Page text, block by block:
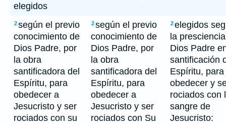
elegidos
2según el previo
conocimiento de
Dios Padre, por
la obra
santificadora del
Espíritu, para
obedecer a
Jesucristo y ser
rociados con su
2según el previo
conocimiento de
Dios Padre, por
la obra
santificadora del
Espíritu, para
obedecer a
Jesucristo y ser
rociados con Su
2elegidos
la
Dios Padre
santificación
Espíritu, para
obedecer y
rociados con
sangre de
Jesucristo: